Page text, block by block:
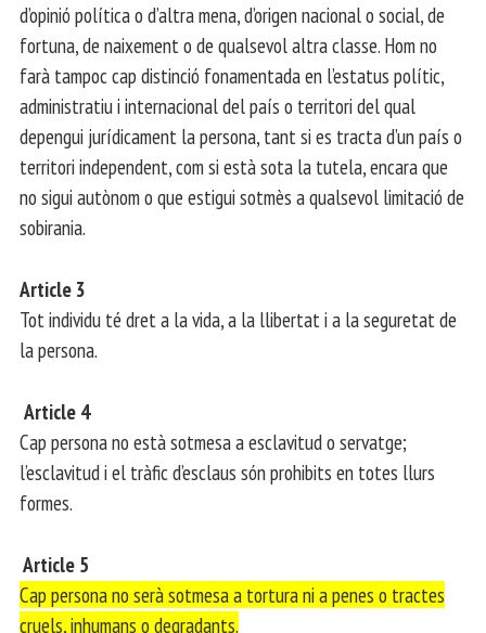
d’opinió política o d’altra mena, d’origen nacional o social, de
fortuna, de naixement o de qualsevol altra classe. Hom no
farà tampoc cap distinció fonamentada en l’estatus polític,
administratiu i internacional del país o territori del qual
depengui jurídicament la persona, tant si es tracta d’un país o
territori independent, com si està sota la tutela, encara que
no sigui autònom o que estigui sotmès a qualsevol limitació de
sobirania.
Article 3
Tot individu té dret a la vida, a la llibertat i a la seguretat de
la persona.
Article 4
Cap persona no està sotmesa a esclavitud o servatge;
l’esclavitud i el tràfic d’esclaus són prohibits en totes llurs
formes.
Article 5
Cap persona no serà sotmesa a tortura ni a penes o tractes
cruels, inhumans o degradants.